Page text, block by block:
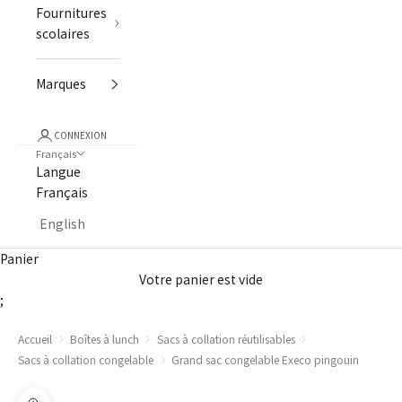
Fournitures
scolaires
Marques
CONNEXION
Français
Langue
Français
English
Panier
Votre panier est vide
;
Accueil Boîtes à lunch
Sacs à collation réutilisables
Sacs à collation congelable
Grand sac congelable Execo pingouin